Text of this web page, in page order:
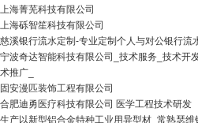
上海菁芜科技有限公司
上海砾智笙科技有限公司
慈溪银行流水定制-专业定制个人与对公银行流
宁波奇达智能科技有限公司_技术服务_技术开
术推广_
固安漫匹装饰工程有限公司
合肥迪勇医疗科技有限公司 医学工程技术研发
生产以新型铝合金特种工业用异型材_常熟瑟维